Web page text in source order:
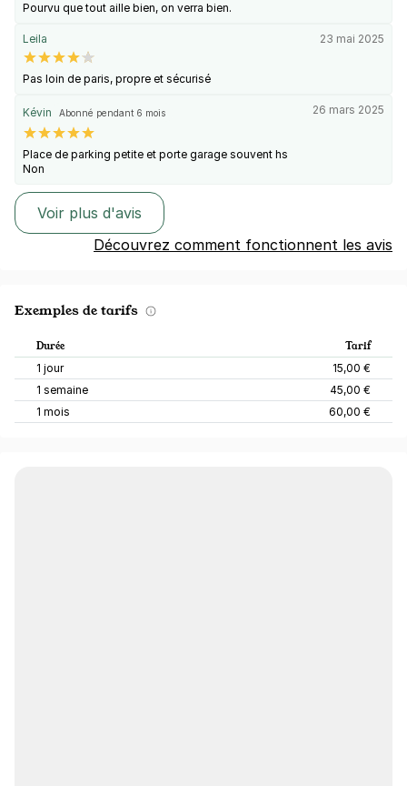
Pourvu que tout aille bien, on verra bien.
Leila 23 mai 2025
Pas loin de paris, propre et sécurisé
Kévin Abonné pendant 6 mois 26 mars 2025
Place de parking petite et porte garage souvent hs
Non
Voir plus d'avis
Découvrez comment fonctionnent les avis
Exemples de tarifs
Durée Tarif
1 jour
15,00 €
1 semaine
45,00 €
1 mois
60,00 €